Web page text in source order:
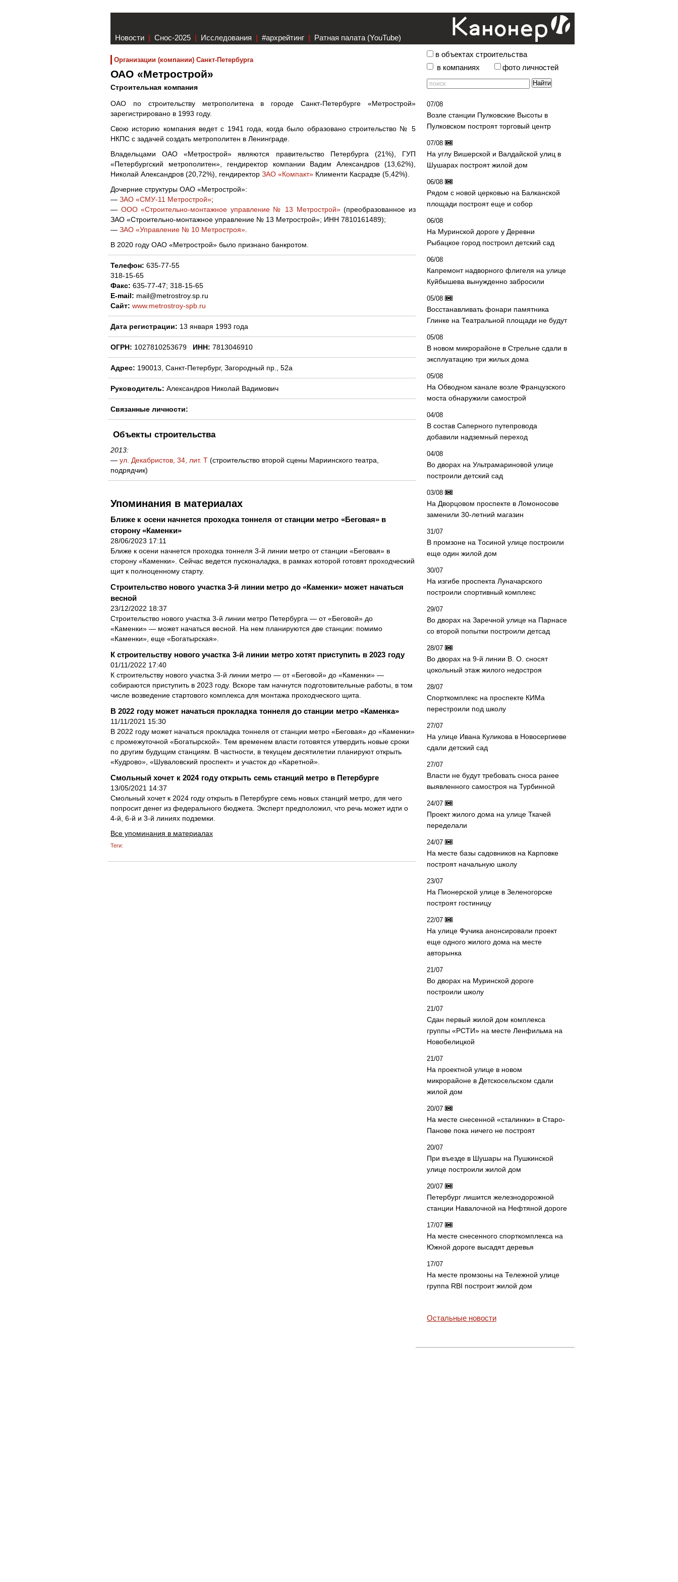
Новости | Снос-2025 | Исследования | #архрейтинг | Ратная палата (YouTube)
Организации (компании) Санкт-Петербурга
ОАО «Метрострой»
Строительная компания
ОАО по строительству метрополитена в городе Санкт-Петербурге «Метрострой»
зарегистрировано в 1993 году.
Свою историю компания ведет с 1941 года, когда было образовано строительство № 5
НКПС с задачей создать метрополитен в Ленинграде.
Владельцами ОАО «Метрострой» являются правительство Петербурга (21%), ГУП
«Петербургский метрополитен», гендиректор компании Вадим Александров (13,62%),
Николай Александров (20,72%), гендиректор ЗАО «Компакт» Клименти Касрадзе (5,42%).
Дочерние структуры ОАО «Метрострой»:
— ЗАО «СМУ-11 Метрострой»;
— ООО «Строительно-монтажное управление № 13 Метрострой»(преобразованное из
ЗАО «Строительно-монтажное управление № 13 Метрострой»; ИНН 7810161489);
— ЗАО «Управление № 10 Метростроя»
В 2020 году ОАО «Метрострой» было признано банкротом.
Телефон: 635-77-55
318-15-65
Факс: 635-77-47; 318-15-65
E-mail: mail@metrostroy.sp.ru
Сайт: www.metrostroy-spb.ru
Дата регистрации: 13 января 1993 года
ОГРН: 1027810253679 ИНН: 7813046910
Адрес: 190013, Санкт-Петербург, Загородный пр., 52а
Руководитель: Александров Николай Вадимович
Связанные личности:
Объекты строительства
2013:
— ул. Декабристов, 34, лит. Т (строительство второй сцены Мариинского театра,
подрядчик)
Упоминания в материалах
Ближе к осени начнется проходка тоннеля от станции метро «Беговая» в
сторону «Каменки»
28/06/2023 17:11
Ближе к осени начнется проходка тоннеля 3-й линии метро от станции «Беговая» в
сторону «Каменки». Сейчас ведется пусконаладка, в рамках которой готовят проходческий
щит к полноценному старту.
Строительство нового участка 3-й линии метро до «Каменки» может начаться
весной
23/12/2022 18:37
Строительство нового участка 3-й линии метро Петербурга — от «Беговой» до
«Каменки» — может начаться весной. На нем планируются две станции: помимо
«Каменки», еще «Богатырская».
К строительству нового участка 3-й линии метро хотят приступить в 2023 году
01/11/2022 17:40
К строительству нового участка 3-й линии метро — от «Беговой» до «Каменки» —
собираются приступить в 2023 году. Вскоре там начнутся подготовительные работы, в том
числе возведение стартового комплекса для монтажа проходческого щита.
В 2022 году может начаться прокладка тоннеля до станции метро «Каменка»
11/11/2021 15:30
В 2022 году может начаться прокладка тоннеля от станции метро «Беговая» до «Каменки»
с промежуточной «Богатырской». Тем временем власти готовятся утвердить новые сроки
по другим будущим станциям. В частности, в текущем десятилетии планируют открыть
«Кудрово», «Шуваловский проспект» и участок до «Каретной».
Смольный хочет к 2024 году открыть семь станций метро в Петербурге
13/05/2021 14:37
Смольный хочет к 2024 году открыть в Петербурге семь новых станций метро, для чего
попросит денег из федерального бюджета. Эксперт предположил, что речь может идти о
4-й, 6-й и 3-й линиях подземки.
Все упоминания в материалах
Теги:
в объектах строительства
в компаниях
фото личностей
07/08
Возле станции Пулковские Высоты в
Пулковском построят торговый центр
07/08
На углу Вишерской и Валдайской улиц в
Шушарах построят жилой дом
06/08
Рядом с новой церковью на Балканской
площади построят еще и собор
06/08
На Муринской дороге у Деревни
Рыбацкое город построил детский сад
06/08
Капремонт надворного флигеля на улице
Куйбышева вынужденно забросили
05/08
Восстанавливать фонари памятника
Глинке на Театральной площади не будут
05/08
В новом микрорайоне в Стрельне сдали в
эксплуатацию три жилых дома
05/08
На Обводном канале возле Французского
моста обнаружили самострой
04/08
В состав Саперного путепровода
добавили надземный переход
04/08
Во дворах на Ультрамариновой улице
построили детский сад
03/08
На Дворцовом проспекте в Ломоносове
заменили 30-летний магазин
31/07
В промзоне на Тосиной улице построили
еще один жилой дом
30/07
На изгибе проспекта Луначарского
построили спортивный комплекс
29/07
Во дворах на Заречной улице на Парнасе
со второй попытки построили детсад
28/07
Во дворах на 9-й линии В. О. сносят
цокольный этаж жилого недостроя
28/07
Спорткомплекс на проспекте КИМа
перестроили под школу
27/07
На улице Ивана Куликова в Новосергиеве
сдали детский сад
27/07
Власти не будут требовать сноса ранее
выявленного самостроя на Турбинной
24/07
Проект жилого дома на улице Ткачей
переделали
24/07
На месте базы садовников на Карповке
построят начальную школу
23/07
На Пионерской улице в Зеленогорске
построят гостиницу
22/07
На улице Фучика анонсировали проект
еще одного жилого дома на месте
авторынка
21/07
Во дворах на Муринской дороге
построили школу
21/07
Сдан первый жилой дом комплекса
группы «РСТИ» на месте Ленфильма на
Новобелицкой
21/07
На проектной улице в новом
микрорайоне в Детскосельском сдали
жилой дом
20/07
На месте снесенной «сталинки» в Старо-
Панове пока ничего не построят
20/07
При въезде в Шушары на Пушкинской
улице построили жилой дом
20/07
Петербург лишится железнодорожной
станции Навалочной на Нефтяной дороге
17/07
На месте снесенного спорткомплекса на
Южной дороге высадят деревья
17/07
На месте промзоны на Тележной улице
группа RBI построит жилой дом
Остальные новости